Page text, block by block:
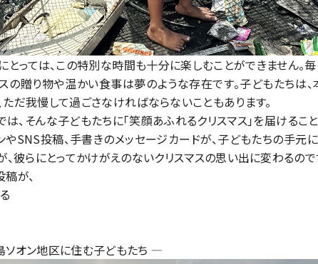
とっては、この特別な時間も十分に楽しむことができません。
の贈り物や温かい食事は夢のような存在です。子どもたちは
ただ我慢して過ごさなければならないこともあります。
そんな子どもたちに「笑顔あふれるクリスマス」を届けるこ
やSNS投稿、手書きのメッセージカードが、子どもたちの手元
、彼らにとってかけがえのないクリスマスの思い出に変わるので
が、
オン地区に住む子どもたち ―